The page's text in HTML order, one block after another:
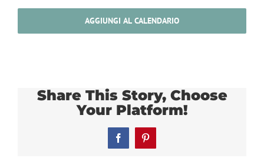
AGGIUNGI AL CALENDARIO
Share This Story, Choose
Your Platform!
FacebookPinterest